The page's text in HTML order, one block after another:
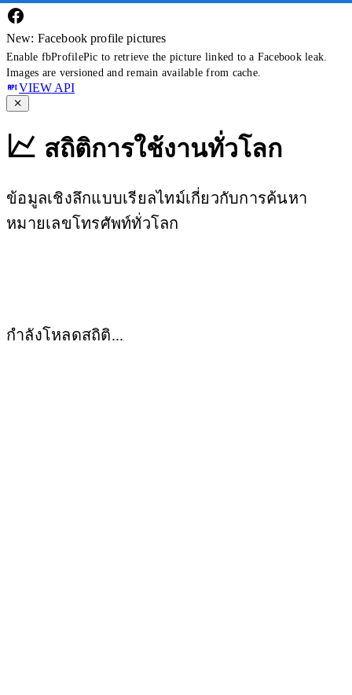
New: Facebook profile pictures
Enable fbProfilePic to retrieve the picture linked to a Facebook leak.
Images are versioned and remain available from cache.
VIEW API
สถิติการใช้งานทั่วโลก
ข้อมูลเชิงลึกแบบเรียลไทม์เกี่ยวกับการค้นหา
หมายเลขโทรศัพท์ทั่วโลก
กำลังโหลดสถิติ...